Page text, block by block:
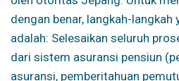
dengan benar, langkah-langkah
adalah: Selesaikan seluruh
dari sistem asuransi pensiun
asuransi, pemberitahuan